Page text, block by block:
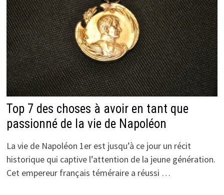
Top 7 des choses à avoir en tant que
passionné de la vie de Napoléon
La vie de Napoléon 1er est jusqu’à ce jour un récit
historique qui captive l’attention de la jeune génération.
Cet empereur français téméraire a réussi …